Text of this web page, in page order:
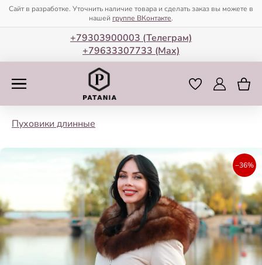
Сайт в разработке. Уточнить наличие товара и сделать заказ вы можете в
нашей группе ВКонтакте.
+79303900003 (Телеграм)
+79633307733 (Мax)
Пуховики длинные
−36%